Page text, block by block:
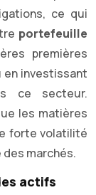
ce qui
portefeuille
premières
en investissant
ce secteur.
les matières
forte volatilité
marchés.
actifs